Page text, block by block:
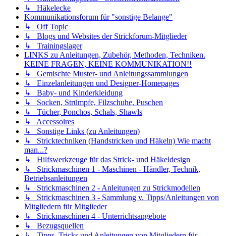
↳ Häkelecke
Kommunikationsforum für "sonstige Belange"
↳ Off Topic
↳ Blogs und Websites der Strickforum-Mitglieder
↳ Trainingslager
LINKS zu Anleitungen, Zubehör, Methoden, Techniken.
KEINE FRAGEN, KEINE KOMMUNIKATION!!
↳ Gemischte Muster- und Anleitungssammlungen
↳ Einzelanleitungen und Designer-Homepages
↳ Baby- und Kinderkleidung
↳ Socken, Strümpfe, Filzschuhe, Puschen
↳ Tücher, Ponchos, Schals, Shawls
↳ Accessoires
↳ Sonstige Links (zu Anleitungen)
↳ Stricktechniken (Handstricken und Häkeln) Wie macht
man...?
↳ Hilfswerkzeuge für das Strick- und Häkeldesign
↳ Strickmaschinen 1 - Maschinen - Händler, Technik,
Betriebsanleitungen
↳ Strickmaschinen 2 - Anleitungen zu Strickmodellen
↳ Strickmaschinen 3 - Sammlung v. Tipps/Anleitungen von
Mitgliedern für Mitglieder
↳ Strickmaschinen 4 - Unterrichtsangebote
↳ Bezugsquellen